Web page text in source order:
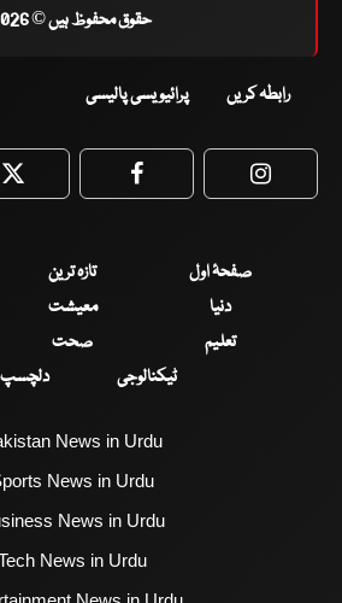
حقوق محفوظ ہیں © 2026
رابطہ کریں پرائیویسی پالیسی
Twitter Facebook
صفحۂ اول تازہ ترین
دنیا
معیشت
تعلیم
صحت
ٹیکنالوجی
News in Urdu
News in Urdu
News in Urdu
News in Urdu